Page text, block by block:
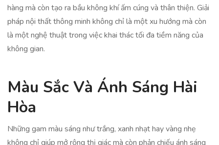
hàng mà còn tạo ra bầu không khí ấm cúng và thân thiện. Giải
pháp nội thất thông minh không chỉ là một xu hướng mà còn
là một nghệ thuật trong việc khai thác tối đa tiềm năng của
không gian.
Màu Sắc Và Ánh Sáng Hài
Hòa
Những gam màu sáng như trắng, xanh nhạt hay vàng nhẹ
không chỉ giúp mở rộng thị giác mà còn phản chiếu ánh sáng